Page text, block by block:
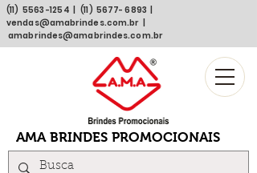
(11) 5563 -1254 | (11) 5677- 6893
vendas@amabrindes.com.br
amabrindes@amabrindes.com.br
AMA BRINDES PROMOCIONAIS